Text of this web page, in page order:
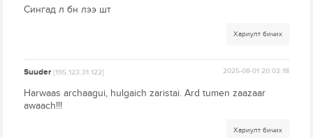
Сингад л бн лээ шт
Хариулт бичих
Suuder[195.123.31.122] 2025-08-01 20:02:18
Harwaas archaagui, hulgaich zaristai. Ard tumen zaazaar
awaach!!!
Хариулт бичих